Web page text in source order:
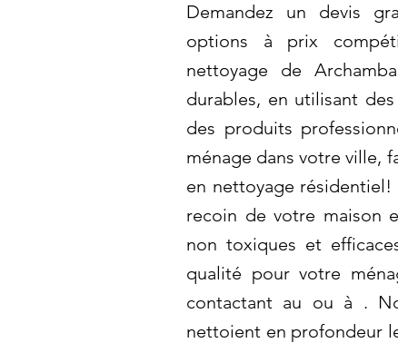
Demandez un devis
options à prix
nettoyage de
durables, en utilisant
des produits
ménage dans votre ville,
en nettoyage
recoin de votre maison
non toxiques et
qualité pour votre
contactant au ou à .
nettoient en profondeur